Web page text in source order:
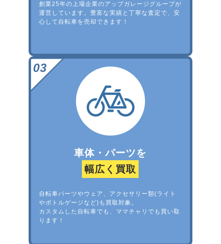
創業25年の上場企業のアップガレージグループが
運営しています。豊富な実績と丁寧な査定で、安
心して自転車を売却できます！
車体・パーツを
幅広く買取
自転車パーツやウェア、アクセサリー類(ライト
やボトルゲージなど)も買取対象。
カスタムした自転車でも、ママチャリでも買い取
ります！